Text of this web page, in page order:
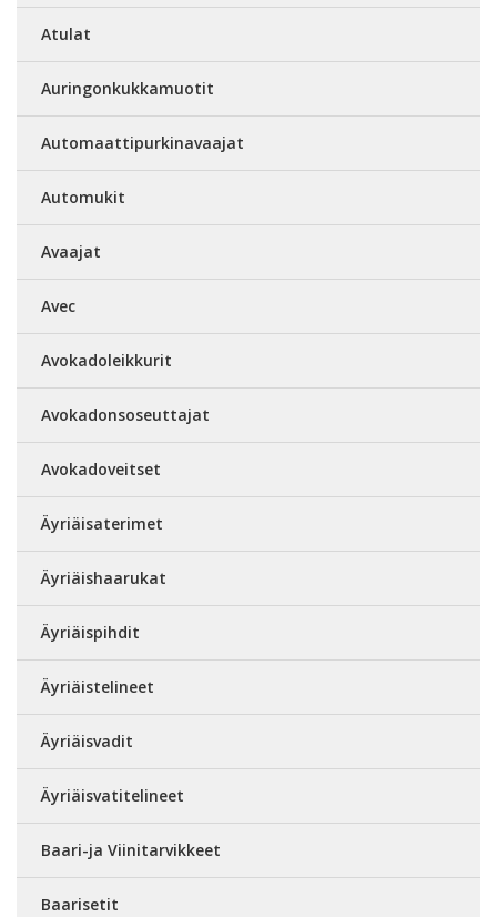
Atulat
Auringonkukkamuotit
Automaattipurkinavaajat
Automukit
Avaajat
Avec
Avokadoleikkurit
Avokadonsoseuttajat
Avokadoveitset
Äyriäisaterimet
Äyriäishaarukat
Äyriäispihdit
Äyriäistelineet
Äyriäisvadit
Äyriäisvatitelineet
Baari-ja Viinitarvikkeet
Baarisetit